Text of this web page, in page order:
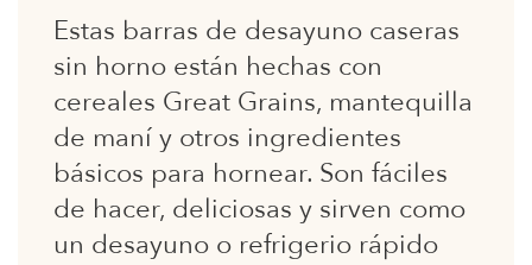
Estas barras de desayuno caseras
sin horno están hechas con
cereales Great Grains, mantequilla
de maní y otros ingredientes
básicos para hornear. Son fáciles
de hacer, deliciosas y sirven como
un desayuno o refrigerio rápido